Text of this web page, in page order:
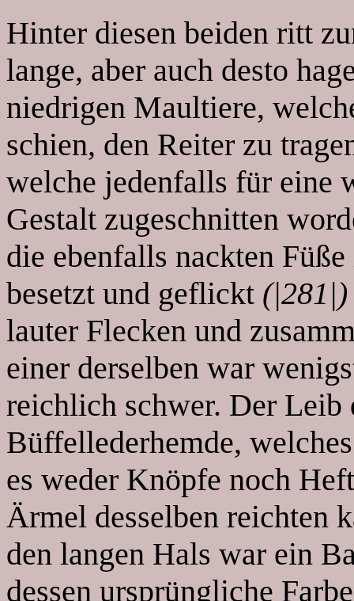
Hinter diesen beiden ritt
lange, aber auch desto
niedrigen Maultiere,
schien, den Reiter zu
welche jedenfalls für eine
Gestalt zugeschnitten
die ebenfalls nackten
besetzt und geflickt (|281|)
lauter Flecken und
einer derselben war
reichlich schwer. Der Leib
Büffellederhemde,
es weder Knöpfe noch
Ärmel desselben reichten
den langen Hals war ein
dessen ursprüngliche